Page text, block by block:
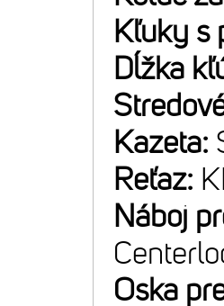
Kľuky s
Dĺžka
Kazeta:
Reťaz:
Náboj
Oska